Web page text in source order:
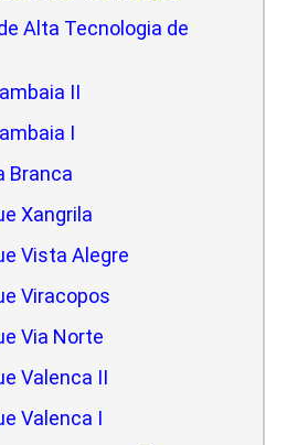
Alta Tecnologia de
II
I
Branca
Xangrila
Vista Alegre
Viracopos
Via Norte
Valenca II
Valenca I